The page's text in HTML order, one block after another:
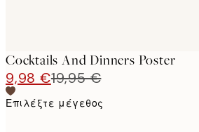
Cocktails And Dinners Poster
9,98 €19,95 €
Επιλέξτε μέγεθος